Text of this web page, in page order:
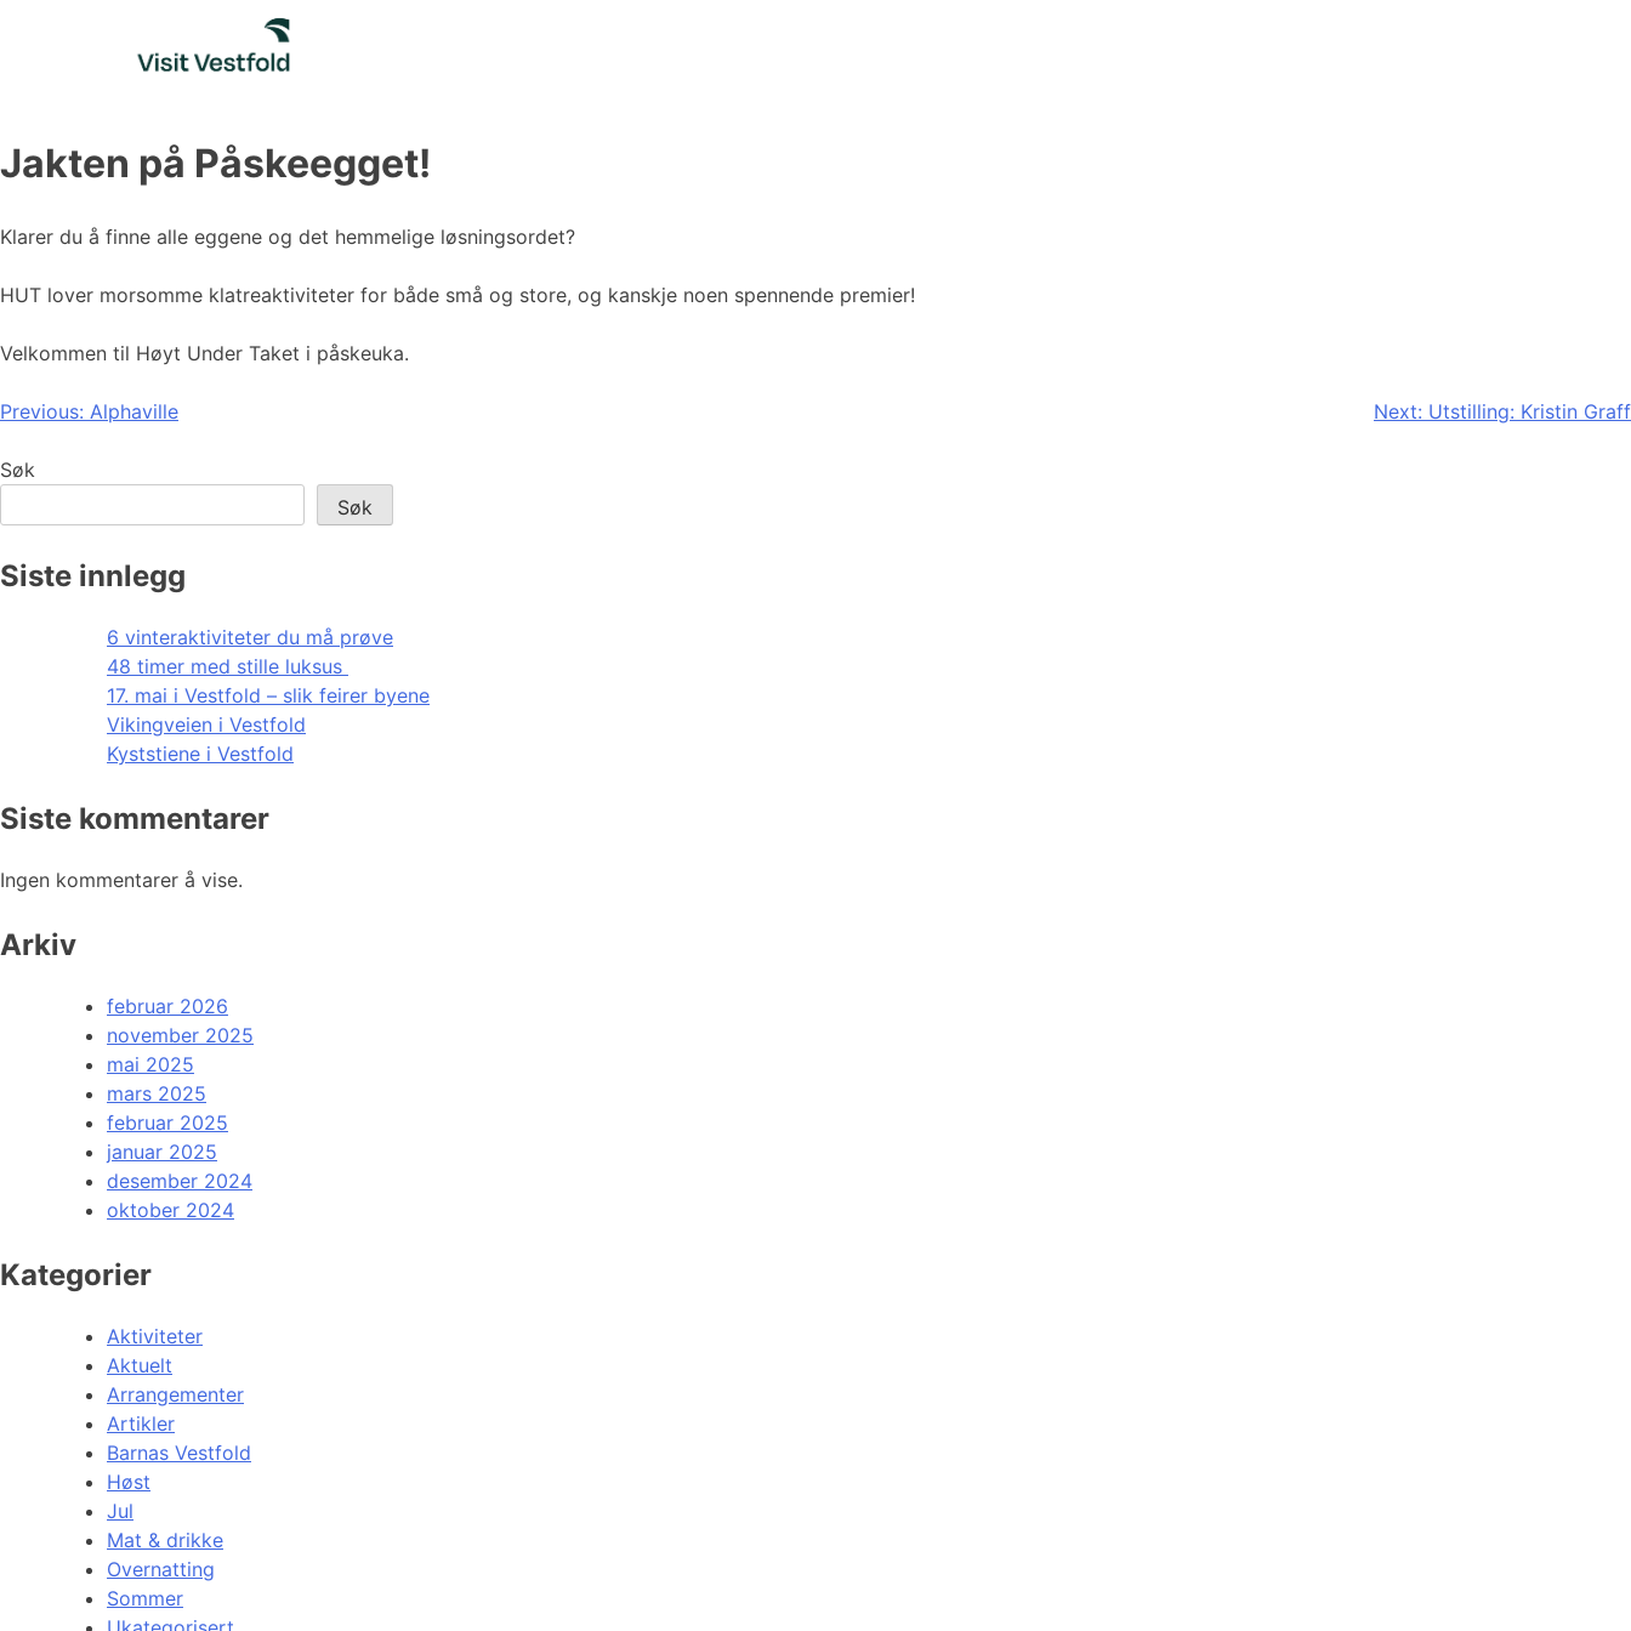
Jakten på Påskeegget!
Klarer du å finne alle eggene og det hemmelige løsningsordet?
HUT lover morsomme klatreaktiviteter for både små og store, og kanskje noen spennende premier!
Velkommen til Høyt Under Taket i påskeuka.
Innleggsnavigasjon
Previous: Alphaville Next: Utstilling: Kristin Graff
Søk
Søk
Siste innlegg
6 vinteraktiviteter du må prøve
48 timer med stille luksus
17. mai i Vestfold – slik feirer byene
Vikingveien i Vestfold
Kyststiene i Vestfold
Siste kommentarer
Ingen kommentarer å vise.
Arkiv
februar 2026
november 2025
mai 2025
mars 2025
februar 2025
januar 2025
desember 2024
oktober 2024
Kategorier
Aktiviteter
Aktuelt
Arrangementer
Artikler
Barnas Vestfold
Høst
Jul
Mat & drikke
Overnatting
Sommer